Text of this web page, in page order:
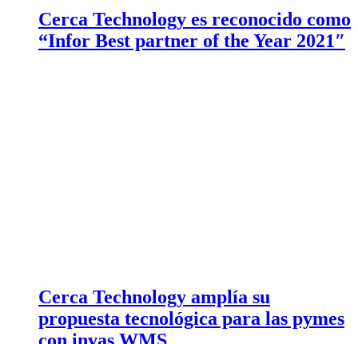
Cerca Technology es reconocido como
“Infor Best partner of the Year 2021″
Cerca Technology amplía su
propuesta tecnológica para las pymes
con invas WMS